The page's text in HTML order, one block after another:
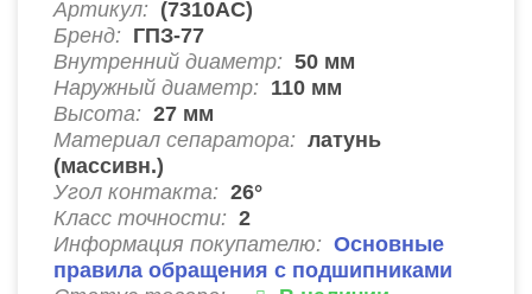
Артикул: (7310АС)
Бренд: ГПЗ-77
Внутренний диаметр: 50 мм
Наружный диаметр: 110 мм
Высота: 27 мм
Материал сепаратора: латунь
(массивн.)
Угол контакта: 26°
Класс точности: 2
Информация покупателю: Основные
правила обращения с подшипниками